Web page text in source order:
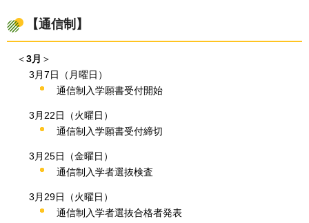
【通信制】
＜3月 ＞
3月7日（月曜日）
通信制入学願書受付開始
3月22日（火曜日）
通信制入学願書受付締切
3月25日（金曜日）
通信制入学者選抜検査
3月29日（火曜日）
通信制入学者選抜合格者発表